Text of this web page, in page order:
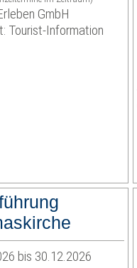
GmbH
Tourist-Information
bis 30.12.2026